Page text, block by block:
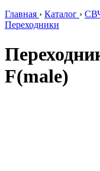
Главная › Каталог ›
Переходники
F(male)